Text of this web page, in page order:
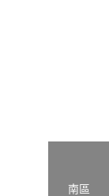
南區